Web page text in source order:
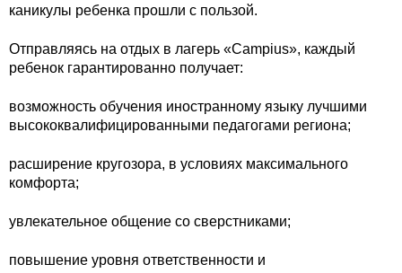
каникулы ребенка прошли с пользой.
Отправляясь на отдых в лагерь «Campius», каждый
ребенок гарантированно получает:
возможность обучения иностранному языку лучшими
высококвалифицированными педагогами региона;
расширение кругозора, в условиях максимального
комфорта;
увлекательное общение со сверстниками;
повышение уровня ответственности и